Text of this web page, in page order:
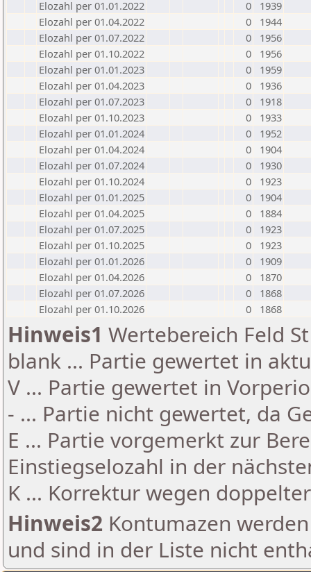
Elozahl per 01.01.2022
0
1939
Elozahl per 01.04.2022
0
1944
Elozahl per 01.07.2022
0
1956
Elozahl per 01.10.2022
0
1956
Elozahl per 01.01.2023
0
1959
Elozahl per 01.04.2023
0
1936
Elozahl per 01.07.2023
0
1918
Elozahl per 01.10.2023
0
1933
Elozahl per 01.01.2024
0
1952
Elozahl per 01.04.2024
0
1904
Elozahl per 01.07.2024
0
1930
Elozahl per 01.10.2024
0
1923
Elozahl per 01.01.2025
0
1904
Elozahl per 01.04.2025
0
1884
Elozahl per 01.07.2025
0
1923
Elozahl per 01.10.2025
0
1923
Elozahl per 01.01.2026
0
1909
Elozahl per 01.04.2026
0
1870
Elozahl per 01.07.2026
0
1868
Elozahl per 01.10.2026
0 1868
Hinweis1 Wertebereich Feld
blank ... Partie gewertet in
V ... Partie gewertet in
- ... Partie nicht gewertet, da
E ... Partie vorgemerkt zur
Einstiegselozahl in der
K ... Korrektur wegen
Hinweis2 Kontumazen
und sind in der Liste nicht